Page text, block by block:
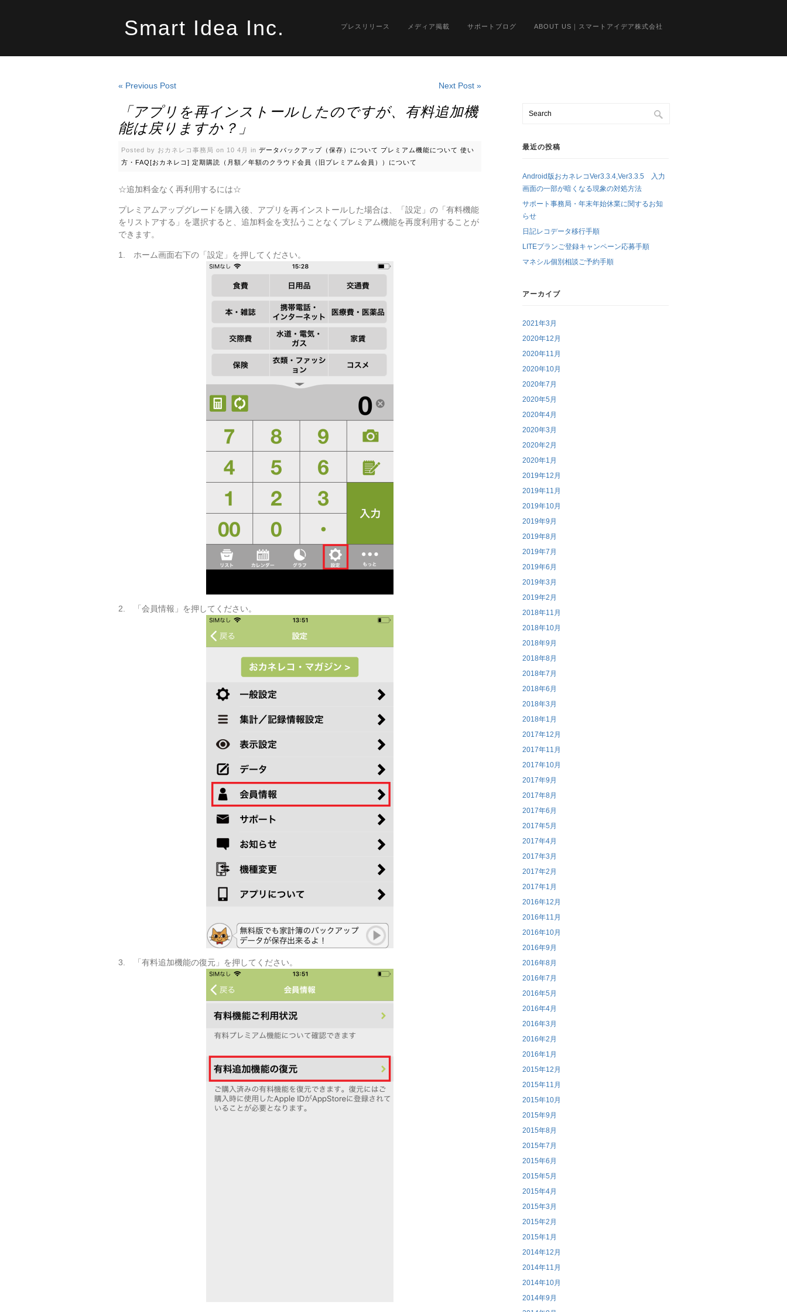
Smart Idea Inc. プレスリリース メディア掲載 サポートブログ ABOUT US｜スマートアイデア株式会社
« Previous Post Next Post »
「アプリを再インストールしたのですが、有料追加機
能は戻りますか？」
Posted by おカネレコ事務局 on 10 4月 in データバックアップ（保存）について プレミアム機能について 使い
方・FAQ[おカネレコ] 定期購読（月額／年額のクラウド会員（旧プレミアム会員））について
☆追加料金なく再利用するには☆
プレミアムアップグレードを購入後、アプリを再インストールした場合は、「設定」の「有料機能
をリストアする」を選択すると、追加料金を支払うことなくプレミアム機能を再度利用することが
できます。
1. ホーム画面右下の「設定」を押してください。
2. 「会員情報」を押してください。
3. 「有料追加機能の復元」を押してください。
最近の投稿
Android版おカネレコVer3.3.4,Ver3.3.5 入力
画面の一部が暗くなる現象の対処方法
サポート事務局・年末年始休業に関するお知
らせ
日記レコデータ移行手順
LITEプランご登録キャンペーン応募手順
マネシル個別相談ご予約手順
アーカイブ
2021年3月
2020年12月
2020年11月
2020年10月
2020年7月
2020年5月
2020年4月
2020年3月
2020年2月
2020年1月
2019年12月
2019年11月
2019年10月
2019年9月
2019年8月
2019年7月
2019年6月
2019年3月
2019年2月
2018年11月
2018年10月
2018年9月
2018年8月
2018年7月
2018年6月
2018年3月
2018年1月
2017年12月
2017年11月
2017年10月
2017年9月
2017年8月
2017年6月
2017年5月
2017年4月
2017年3月
2017年2月
2017年1月
2016年12月
2016年11月
2016年10月
2016年9月
2016年8月
2016年7月
2016年5月
2016年4月
2016年3月
2016年2月
2016年1月
2015年12月
2015年11月
2015年10月
2015年9月
2015年8月
2015年7月
2015年6月
2015年5月
2015年4月
2015年3月
2015年2月
2015年1月
2014年12月
2014年11月
2014年10月
2014年9月